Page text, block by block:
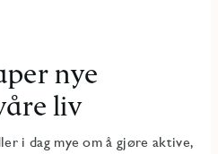
nye
liv
i dag mye om å gjøre aktive,